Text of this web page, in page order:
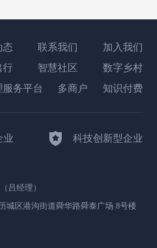
态 联系我们
加入我们
行 智慧社区
数字乡村
服务平台 多商户 知识付费
业 科技创新型企业
吕经理）
城区港沟街道舜华路舜泰广场 8号楼